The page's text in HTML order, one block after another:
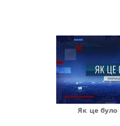
Як це було